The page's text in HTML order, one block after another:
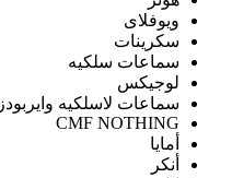
ويوفلاى
سكرينات
سماعات سلكيه
لوجيكس
سماعات لاسلكيه وايربودز
CMF NOTHING
أمايا
أنكر